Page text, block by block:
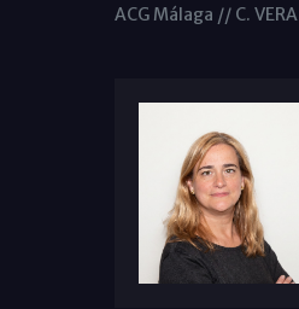
ACG Málaga // C. VERA